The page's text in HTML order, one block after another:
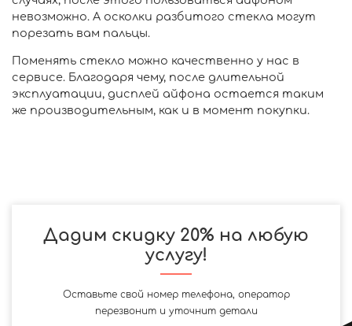
невозможно. А осколки разбитого стекла могут
порезать вам пальцы.
Поменять стекло можно качественно у нас в
сервисе. Благодаря чему, после длительной
эксплуатации, дисплей айфона остается таким
же производительным, как и в момент покупки.
Дадим скидку 20% на любую
услугу!
Оставьте свой номер телефона, оператор
перезвонит и уточнит детали